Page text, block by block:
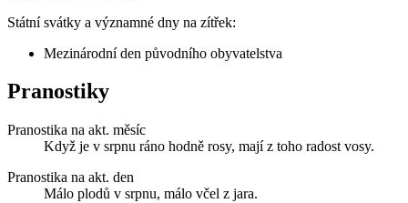
Státní svátky a významné dny na zítřek:
Mezinárodní den původního obyvatelstva
Pranostiky
Pranostika na akt. měsíc
Když je v srpnu ráno hodně rosy, mají z toho radost vosy.
Pranostika na akt. den
Málo plodů v srpnu, málo včel z jara.